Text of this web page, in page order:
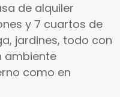
de alquiler
y 7 cuartos de
jardines, todo con
ambiente
como en